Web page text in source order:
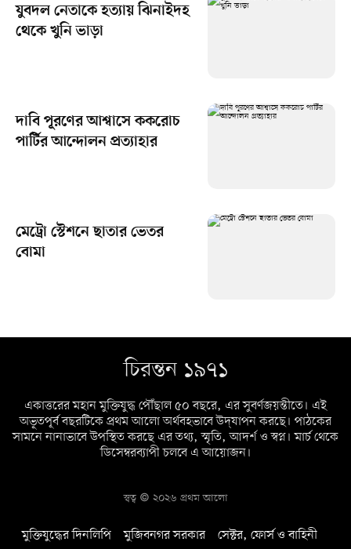
যুবদল নেতাকে হত্যায় ঝিনাইদহ
থেকে খুনি ভাড়া
দাবি পূরণের আশ্বাসে ককরোচ
পার্টির আন্দোলন প্রত্যাহার
মেট্রো স্টেশনে ছাতার ভেতর
বোমা
চিরন্তন ১৯৭১
একাত্তরের মহান মুক্তিযুদ্ধ পৌঁছাল ৫০ বছরে, এর সুবর্ণজয়ন্তীতে। এই
অভূতপূর্ব বছরটিকে প্রথম আলো অর্থবহভাবে উদ্‌যাপন করছে। পাঠকের
সামনে নানাভাবে উপস্থিত করছে এর তথ্য, স্মৃতি, আদর্শ ও স্বপ্ন। মার্চ থেকে
ডিসেম্বরব্যাপী চলবে এ আয়োজন।
স্বত্ব © ২০২৬ প্রথম আলো
মুক্তিযুদ্ধের দিনলিপি মুজিবনগর সরকার সেক্টর, ফোর্স ও বাহিনী